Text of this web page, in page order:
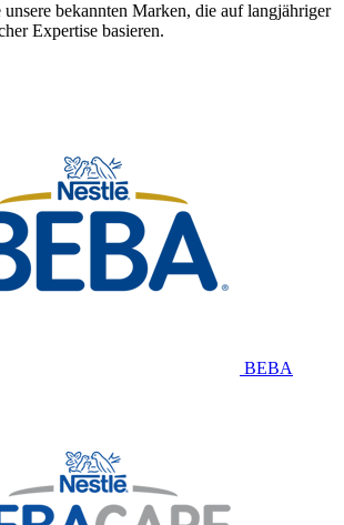
unsere bekannten Marken, die auf langjähriger
Expertise basieren.
BEBA